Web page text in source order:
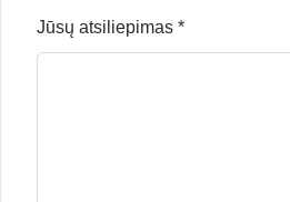
Jūsų atsiliepimas *